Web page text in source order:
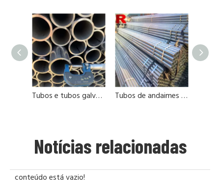
Tubos e tubos galvanizados para andaimes Tubos de andaimes de alto rendimento de 3,2 mm
Notícias relacionadas
conteúdo está vazio!